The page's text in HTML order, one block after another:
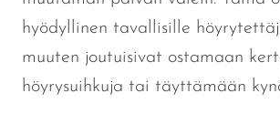
hyödyllinen tavallisille
muuten joutuisivat ostamaan
höyrysuihkuja tai täyttämään